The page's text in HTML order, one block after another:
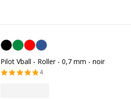
Noir
Pilot Vball - Roller - 0,7 mm - noir
4